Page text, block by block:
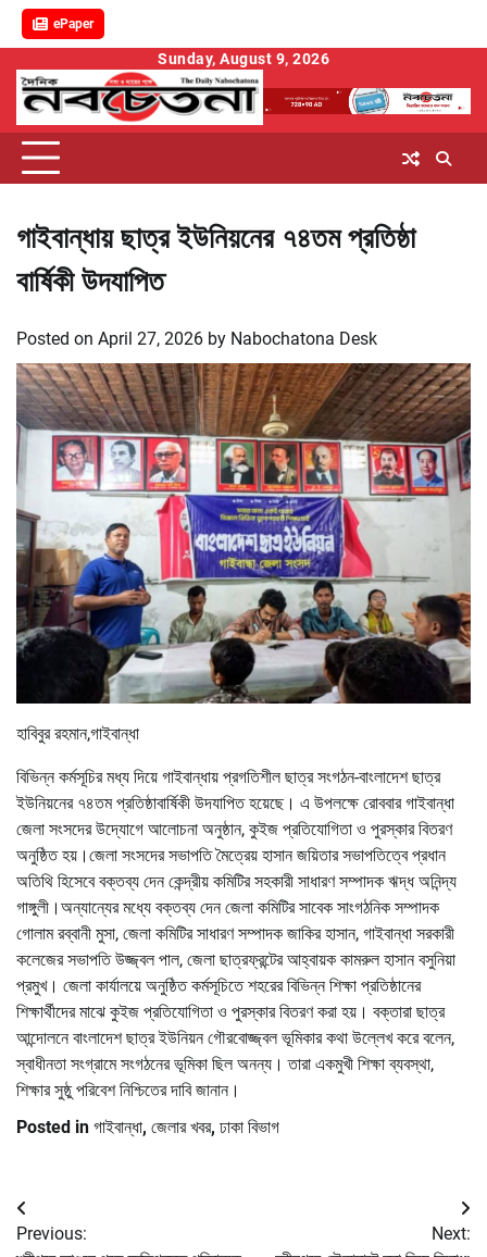
ePaper
content
Sunday, August 9, 2026
গাইবান্ধায় ছাত্র ইউনিয়নের ৭৪তম প্রতিষ্ঠা
বার্ষিকী উদযাপিত
Posted on April 27, 2026 by Nabochatona Desk
হাবিবুর রহমান,গাইবান্ধা
বিভিন্ন কর্মসূচির মধ্য দিয়ে গাইবান্ধায় প্রগতিশীল ছাত্র সংগঠন-বাংলাদেশ ছাত্র
ইউনিয়নের ৭৪তম প্রতিষ্ঠাবার্ষিকী উদযাপিত হয়েছে। এ উপলক্ষে রোববার গাইবান্ধা
জেলা সংসদের উদ্যোগে আলোচনা অনুষ্ঠান, কুইজ প্রতিযোগিতা ও পুরস্কার বিতরণ
অনুষ্ঠিত হয়।জেলা সংসদের সভাপতি মৈত্রেয় হাসান জয়িতার সভাপতিত্বে প্রধান
অতিথি হিসেবে বক্তব্য দেন কেন্দ্রীয় কমিটির সহকারী সাধারণ সম্পাদক ঋদ্ধ অনিন্দ্য
গাঙ্গুলী।অন্যান্যের মধ্যে বক্তব্য দেন জেলা কমিটির সাবেক সাংগঠনিক সম্পাদক
গোলাম রব্বানী মুসা, জেলা কমিটির সাধারণ সম্পাদক জাকির হাসান, গাইবান্ধা সরকারী
কলেজের সভাপতি উজ্জ্বল পাল, জেলা ছাত্রফ্রন্টের আহ্বায়ক কামরুল হাসান বসুনিয়া
প্রমুখ। জেলা কার্যালয়ে অনুষ্ঠিত কর্মসূচিতে শহরের বিভিন্ন শিক্ষা প্রতিষ্ঠানের
শিক্ষার্থীদের মাঝে কুইজ প্রতিযোগিতা ও পুরস্কার বিতরণ করা হয়। বক্তারা ছাত্র
আন্দোলনে বাংলাদেশ ছাত্র ইউনিয়ন গৌরবোজ্জ্বল ভূমিকার কথা উল্লেখ করে বলেন,
স্বাধীনতা সংগ্রামে সংগঠনের ভূমিকা ছিল অনন্য। তারা একমুখী শিক্ষা ব্যবস্থা,
শিক্ষার সুষ্ঠু পরিবেশ নিশ্চিতের দাবি জানান।
Posted in গাইবান্ধা, জেলার খবর, ঢাকা বিভাগ
Post
Previous:
Next: